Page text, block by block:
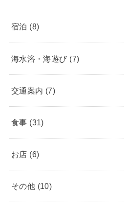
宿泊 (8)
海水浴・海遊び (7)
交通案内 (7)
食事 (31)
お店 (6)
その他 (10)